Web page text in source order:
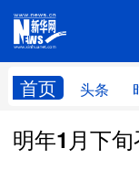
首页 头条
头条
明年1月下